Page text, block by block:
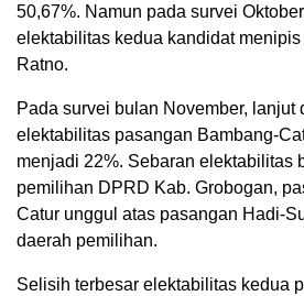
50,67%. Namun pada survei
elektabilitas kedua kandidat menipis
Ratno.
Pada survei bulan November, lanjut
elektabilitas pasangan Bambang-
menjadi 22%. Sebaran elektabilitas
pemilihan DPRD Kab. Grobogan,
Catur unggul atas pasangan Hadi-
daerah pemilihan.
Selisih terbesar elektabilitas kedua